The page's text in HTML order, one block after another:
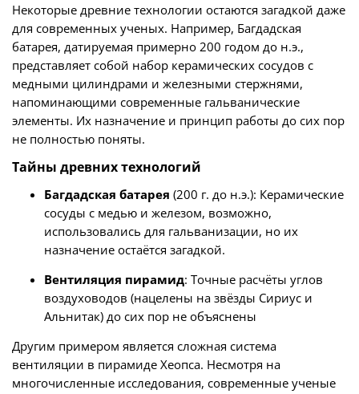
Некоторые древние технологии остаются загадкой даже
для современных ученых. Например, Багдадская
батарея, датируемая примерно 200 годом до н.э.,
представляет собой набор керамических сосудов с
медными цилиндрами и железными стержнями,
напоминающими современные гальванические
элементы. Их назначение и принцип работы до сих пор
не полностью поняты.
Тайны древних технологий
Багдадская батарея (200 г. до н.э.): Керамические
сосуды с медью и железом, возможно,
использовались для гальванизации, но их
назначение остаётся загадкой.
Вентиляция пирамид: Точные расчёты углов
воздуховодов (нацелены на звёзды Сириус и
Альнитак) до сих пор не объяснены
Другим примером является сложная система
вентиляции в пирамиде Хеопса. Несмотря на
многочисленные исследования, современные ученые